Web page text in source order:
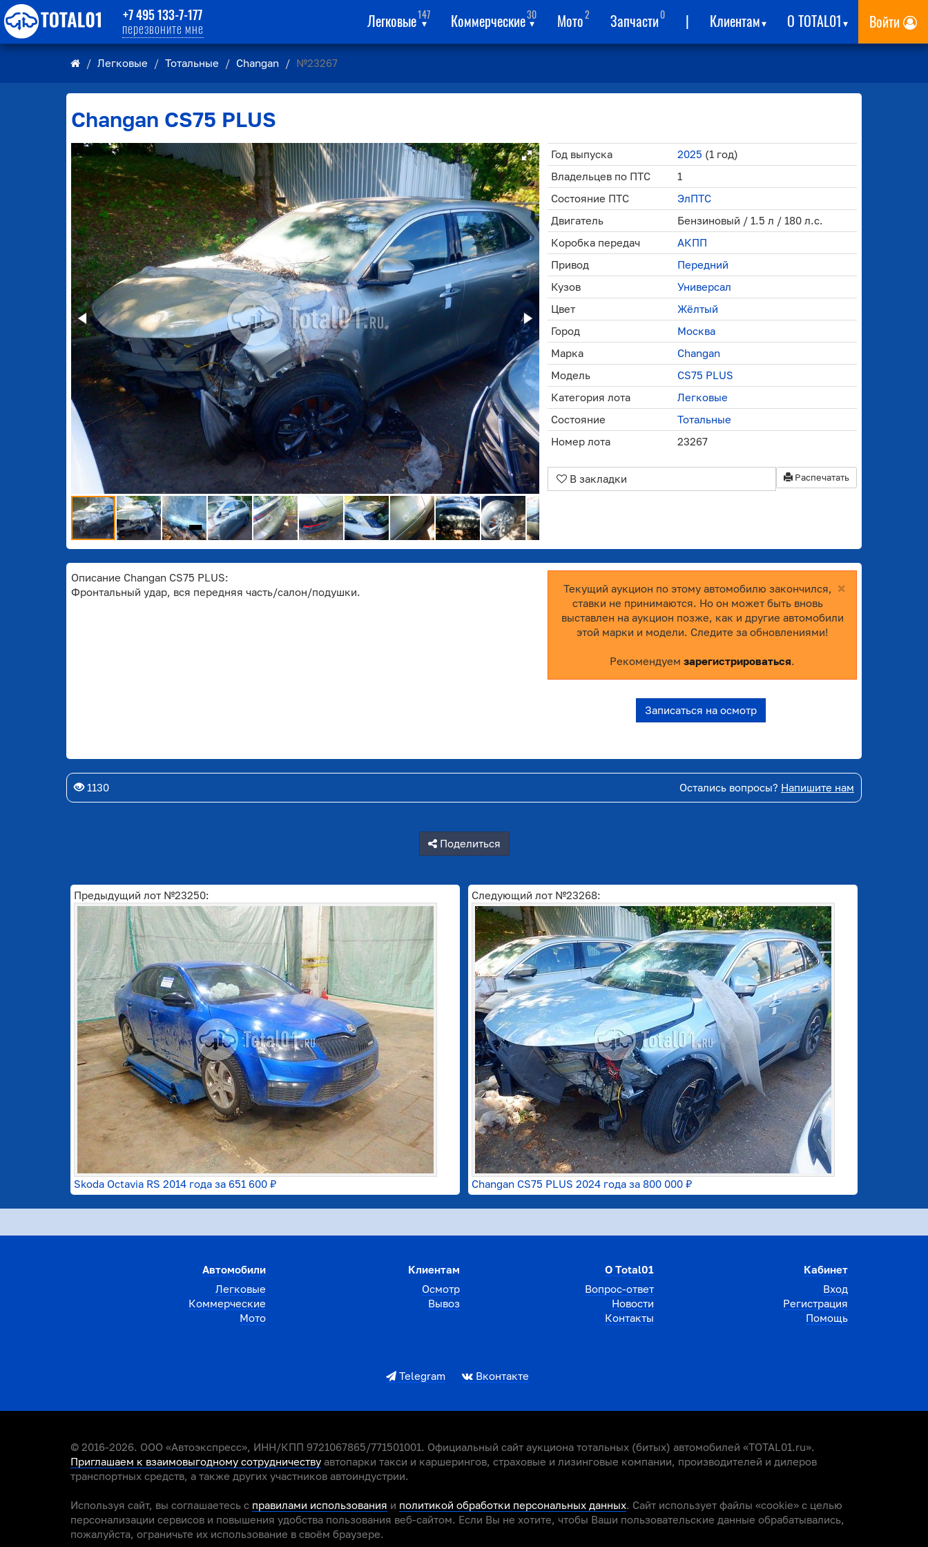
+7 495 133-7-177
перезвоните мне Легковые147
▾ Коммерческие30
▾ Мото2 Запчасти0 | Клиентам▾ О TOTAL01▾ Войти
Легковые Тотальные Changan №23267
Changan CS75 PLUS
Год выпуска 2025 (1 год)
Владельцев по ПТС
1
Состояние ПТС
ЭлПТС
Двигатель
Бензиновый / 1.5 л / 180 л.с.
Коробка передач
АКПП
Привод
Передний
Кузов
Универсал
Цвет
Жёлтый
Город
Москва
Марка
Changan
Модель
CS75 PLUS
Категория лота
Легковые
Состояние
Тотальные
Номер лота
23267
Распечатать
В закладки
Описание Changan CS75 PLUS:
Фронтальный удар, вся передняя часть/салон/подушки.
×
Текущий аукцион по этому автомобилю закончился,
ставки не принимаются. Но он может быть вновь
выставлен на аукцион позже, как и другие автомобили
этой марки и модели. Следите за обновлениями!
Рекомендуем зарегистрироваться
Записаться на осмотр
1130 Остались вопросы? Напишите нам
Поделиться
Предыдущий лот №23250:
Skoda Octavia RS 2014 года за 651 600 ₽
Следующий лот №23268:
Changan CS75 PLUS 2024 года за 800 000 ₽
Автомобили
Легковые
Коммерческие
Мото
Клиентам
Осмотр
Вывоз
О Total01
Вопрос-ответ
Новости
Контакты
Кабинет
Вход
Регистрация
Помощь
Telegram Вконтакте
© 2016-2026. ООО «Автоэкспресс», ИНН/КПП 9721067865/771501001. Официальный сайт аукциона тотальных (битых) автомобилей «TOTAL01.ru».
Приглашаем к взаимовыгодному сотрудничеству автопарки такси и каршерингов, страховые и лизинговые компании, производителей и дилеров
транспортных средств, а также других участников автоиндустрии.
Используя сайт, вы соглашаетесь с правилами использования и политикой обработки персональных данных. Сайт использует файлы «cookie» с целью
персонализации сервисов и повышения удобства пользования веб-сайтом. Если Вы не хотите, чтобы Ваши пользовательские данные обрабатывались,
пожалуйста, ограничьте их использование в своём браузере.